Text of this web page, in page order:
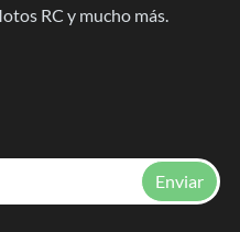
RC y mucho más.
Enviar